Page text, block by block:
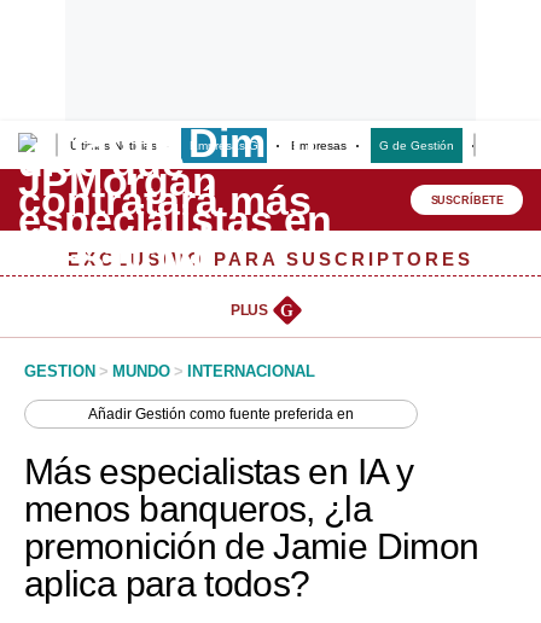
Últimas Noticias Empresas G Empresas G de Gestión
Lo último
Peru Quiosco
Management & Empleo
Perú
Política
Tu Dinero
SUSCRÍBETE
EXCLUSIVO PARA SUSCRIPTORES
PLUS G
GESTION > MUNDO > INTERNACIONAL
AñadirGestión como fuente preferida en
Más especialistas en IA y
menos banqueros, ¿la
premonición de Jamie Dimon
aplica para todos?